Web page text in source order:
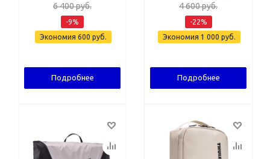
6 400руб.
-9%
Экономия 600 руб.
Подробнее
4 600руб.
-22%
Экономия 1 000 руб.
Подробнее